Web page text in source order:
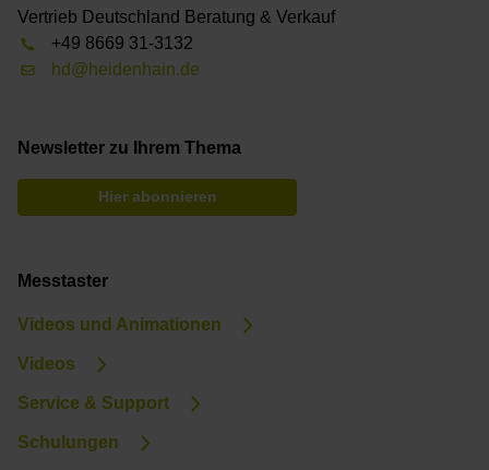
Vertrieb Deutschland Beratung & Verkauf
+49 8669 31-3132
hd@heidenhain.de
Newsletter zu Ihrem Thema
Hier abonnieren
Messtaster
Videos und Animationen
Videos
Service & Support
Schulungen